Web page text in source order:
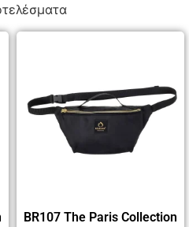
BR107 The Paris Collection